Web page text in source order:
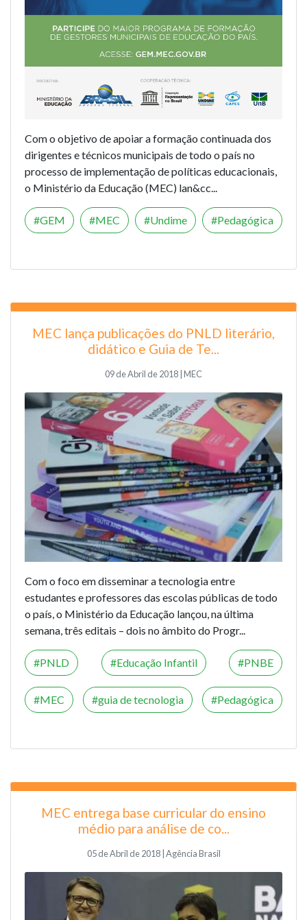
Com o objetivo de apoiar a formação continuada dos
dirigentes e técnicos municipais de todo o país no
processo de implementação de políticas educacionais,
o Ministério da Educação (MEC) lan&cc...
GEM MEC Undime Pedagógica
MEC lança publicações do PNLD literário,
didático e Guia de Te...
09 de Abril de 2018 | MEC
Com o foco em disseminar a tecnologia entre
estudantes e professores das escolas públicas de todo
o país, o Ministério da Educação lançou, na última
semana, três editais – dois no âmbito do Progr...
PNLD Educação Infantil PNBE
MEC guia de tecnologia Pedagógica
MEC entrega base curricular do ensino
médio para análise de co...
05 de Abril de 2018 | Agência Brasil